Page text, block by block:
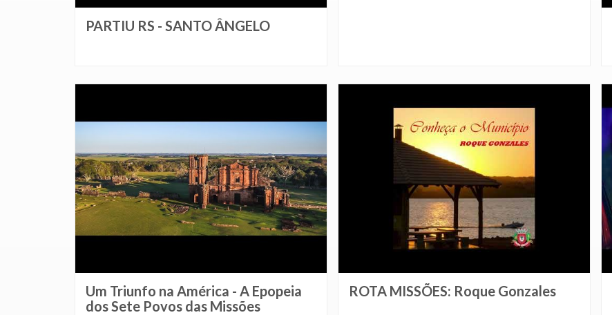
PARTIU RS - SANTO ÂNGELO
Um Triunfo na América - A Epopeia
dos Sete Povos das Missões
ROTA MISSÕES: Roque Gonzales